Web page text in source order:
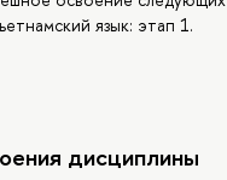
язык: этап 1.
дисциплины